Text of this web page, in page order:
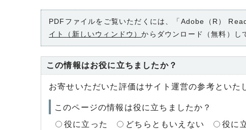
PDFファイルをご覧いただくには、「Adobe（R）
イト（新しいウィンドウ）からダウンロード（無料）し
この情報はお役に立ちましたか？
お寄せいただいた評価はサイト運営の参考といた
このページの情報は役に立ちましたか？
役に立った
どちらともいえない 役に